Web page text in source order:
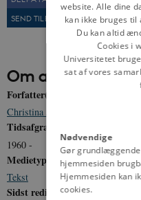
SEND TIL EN VEN
Om artiklen
Forfatter(e)
Christina Jessen
Tidsafgrænsning
1960 -
Medietype
Tekst
Sidst redigeret
website. Alle dine
kan ikke bruges
Du kan altid
Cookies i
Universitetet
sat af vores
Nødvendige
Gør
hjemmesiden
Hjemmesiden kan
cookies.